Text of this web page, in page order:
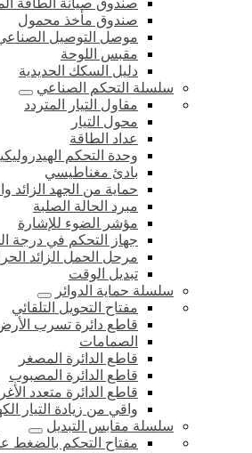
صندوق صيانة الطاقة
صندوق مأخذ محمول
موصل التوصيل
مقبس اللوحة
دليل السكك الحديدية
سلسلة التحكم الصناعي
مقاول التيار المتردد
محول التيار
عداد الطاقة
وحدة التحكم
بادئ مغناطيسي
حماية من الجهد الزائد
مبرد الحالة الصلبة
مؤشر الضوء للإشارة
جهاز التحكم في درجة
مرحل الحمل الزائد
تبديل الوقت
سلسلة حماية الدوائر
مفتاح التحويل التلقائي
قاطع دائرة تسرب
الصمامات
قاطع الدائرة المصغر
قاطع الدائرة المصبوب
قاطع الدائرة متعدد
واقي من زيادة التيار
سلسلة مقابس التبديل
مفتاح التحكم بالضغط